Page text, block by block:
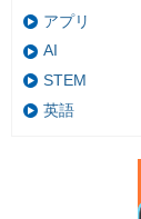
アプリ
AI
STEM
英語